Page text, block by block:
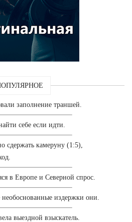
заполнение траншей.
себе если идти.
сдержать камеруну (1:5),
в Европе и Северной спрос.
издержки они.
выездной взыскатель.